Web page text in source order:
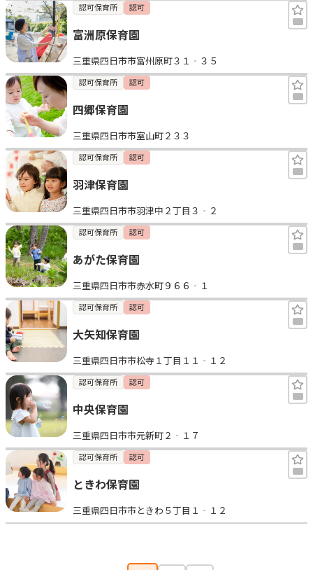
認可保育所 認可
富洲原保育園
三重県四日市市富州原町３１‐３５
認可保育所 認可
四郷保育園
三重県四日市市室山町２３３
認可保育所 認可
羽津保育園
三重県四日市市羽津中２丁目３‐２
認可保育所 認可
あがた保育園
三重県四日市市赤水町９６６‐１
認可保育所 認可
大矢知保育園
三重県四日市市松寺１丁目１１‐１２
認可保育所 認可
中央保育園
三重県四日市市元新町２‐１７
認可保育所 認可
ときわ保育園
三重県四日市市ときわ５丁目１‐１２